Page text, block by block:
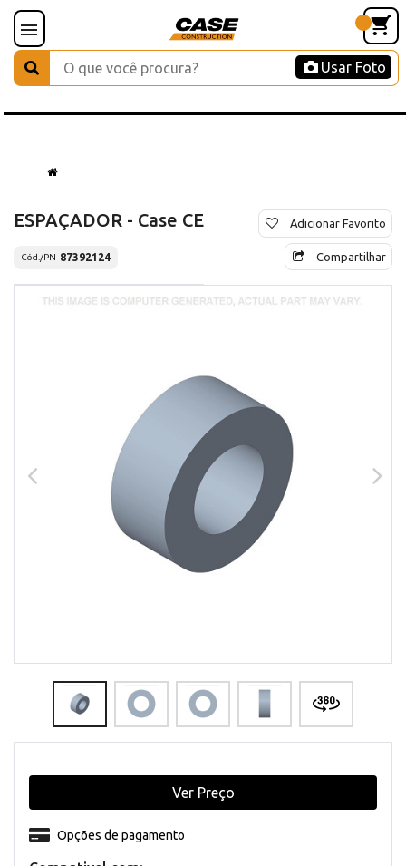
Usar Foto
ESPAÇADOR - Case CE
Cód./PN 87392124
Adicionar Favorito
Compartilhar
Opções de pagamento
Ver Preço